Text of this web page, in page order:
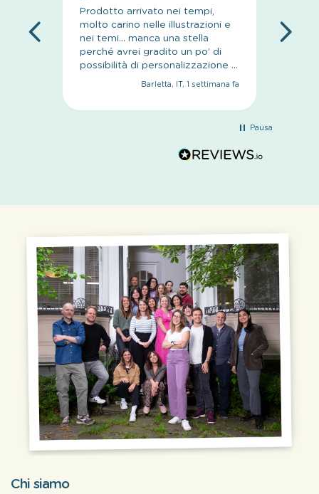
Prodotto arrivato nei tempi,
molto carino nelle illustrazioni e
nei temi… manca una stella
perché avrei gradito un po’ di
possibilità di personalizzazione in
Barletta, IT, 1 settimana fa
Pausa
Chi siamo